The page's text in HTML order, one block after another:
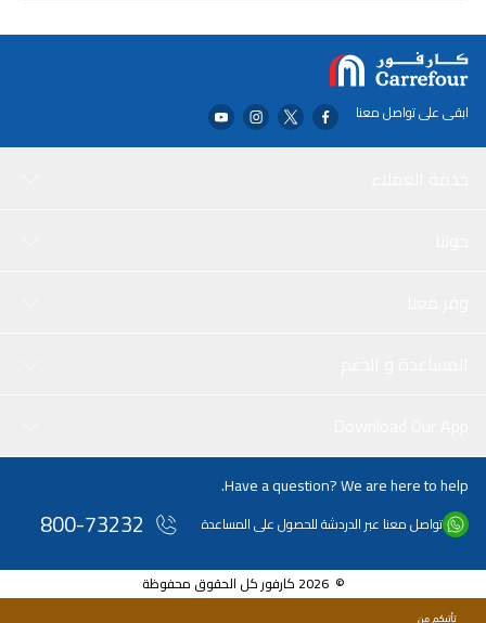
ابقى على تواصل معنا
Have a question? We are here to help.
تواصل معنا عبر الدردشة للحصول على المساعدة 800-73232
© 2026 كارفور كل الحقوق محفوظة